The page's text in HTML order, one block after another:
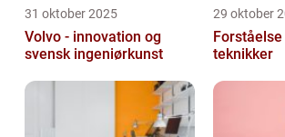
31 oktober 2025
Volvo - innovation og
svensk ingeniørkunst
29 oktober
Forståelse
teknikker